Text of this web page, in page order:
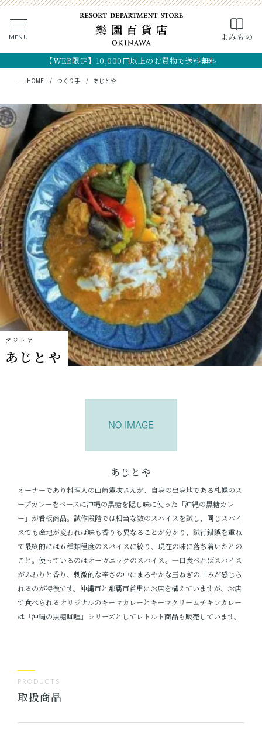
MENU よみもの
【WEB限定】10,000円以上のお買物で送料無料
CLOSE
検索
キーワード検索
MY PAGE CART
全ての商品
フード
クラフト
コスメ・アロマ
つくり手
OKINAWA the RYUKYU
ショッピングガイド
よみもの
実店舗のご案内
HOME つくり手 あじとや
アジトヤ
あじとや
あじとや
オーナーであり料理人の山崎憲次さんが、自身の出身地である札幌のス
ープカレーをベースに沖縄の黒糖を隠し味に使った「沖縄の黒糖カレ
ー」が看板商品。試作段階では相当な数のスパイスを試し、同じスパイ
スでも産地が変われば味も香りも異なることが分かり、試行錯誤を重ね
て最終的には６種類程度のスパイスに絞り、現在の味に落ち着いたとの
こと。使っているのはオーガニックのスパイス。一口食べればスパイス
がふわりと香り、刺激的な辛さの中にまろやかな玉ねぎの甘みが感じら
れるのが特徴です。沖縄市と那覇市首里にお店を構えていますが、お店
で食べられるオリジナルのキーマカレーとキーマクリームチキンカレー
は「沖縄の黒糖咖哩」シリーズとしてレトルト商品も販売しています。
PRODUCTS
取扱商品